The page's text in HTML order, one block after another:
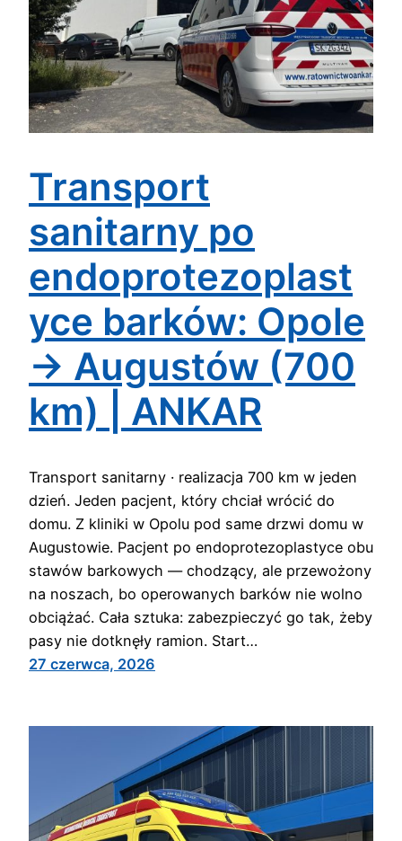
Transport
sanitarny po
endoprotezoplast
yce barków: Opole
→ Augustów (700
km) | ANKAR
Transport sanitarny · realizacja 700 km w jeden
dzień. Jeden pacjent, który chciał wrócić do
domu. Z kliniki w Opolu pod same drzwi domu w
Augustowie. Pacjent po endoprotezoplastyce obu
stawów barkowych — chodzący, ale przewożony
na noszach, bo operowanych barków nie wolno
obciążać. Cała sztuka: zabezpieczyć go tak, żeby
pasy nie dotknęły ramion. Start…
27 czerwca, 2026